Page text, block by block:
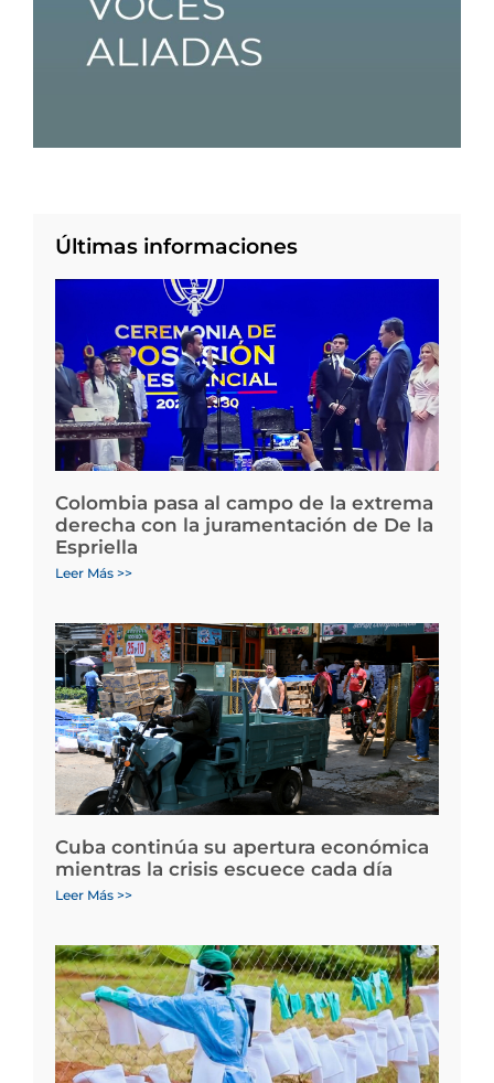
Últimas informaciones
Colombia pasa al campo de la extrema
derecha con la juramentación de De la
Espriella
Leer Más >>
Cuba continúa su apertura económica
mientras la crisis escuece cada día
Leer Más >>